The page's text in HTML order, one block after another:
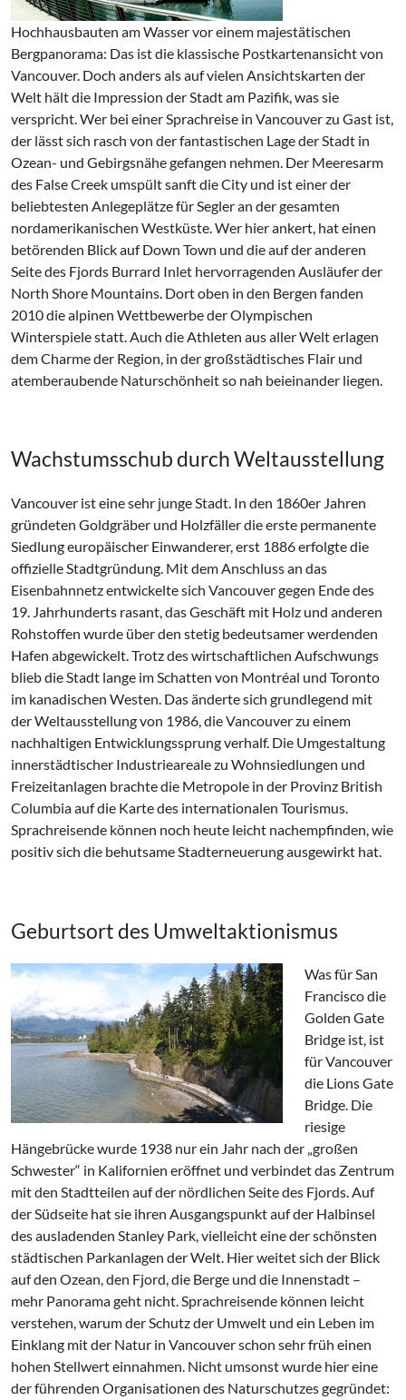
Hochhausbauten am Wasser vor einem majestätischen
Bergpanorama: Das ist die klassische Postkartenansicht von
Vancouver. Doch anders als auf vielen Ansichtskarten der
Welt hält die Impression der Stadt am Pazifik, was sie
verspricht. Wer bei einer Sprachreise in Vancouver zu Gast ist,
der lässt sich rasch von der fantastischen Lage der Stadt in
Ozean- und Gebirgsnähe gefangen nehmen. Der Meeresarm
des False Creek umspült sanft die City und ist einer der
beliebtesten Anlegeplätze für Segler an der gesamten
nordamerikanischen Westküste. Wer hier ankert, hat einen
betörenden Blick auf Down Town und die auf der anderen
Seite des Fjords Burrard Inlet hervorragenden Ausläufer der
North Shore Mountains. Dort oben in den Bergen fanden
2010 die alpinen Wettbewerbe der Olympischen
Winterspiele statt. Auch die Athleten aus aller Welt erlagen
dem Charme der Region, in der großstädtisches Flair und
atemberaubende Naturschönheit so nah beieinander liegen.
Wachstumsschub durch Weltausstellung
Vancouver ist eine sehr junge Stadt. In den 1860er Jahren
gründeten Goldgräber und Holzfäller die erste permanente
Siedlung europäischer Einwanderer, erst 1886 erfolgte die
offizielle Stadtgründung. Mit dem Anschluss an das
Eisenbahnnetz entwickelte sich Vancouver gegen Ende des
19. Jahrhunderts rasant, das Geschäft mit Holz und anderen
Rohstoffen wurde über den stetig bedeutsamer werdenden
Hafen abgewickelt. Trotz des wirtschaftlichen Aufschwungs
blieb die Stadt lange im Schatten von Montréal und Toronto
im kanadischen Westen. Das änderte sich grundlegend mit
der Weltausstellung von 1986, die Vancouver zu einem
nachhaltigen Entwicklungssprung verhalf. Die Umgestaltung
innerstädtischer Industrieareale zu Wohnsiedlungen und
Freizeitanlagen brachte die Metropole in der Provinz British
Columbia auf die Karte des internationalen Tourismus.
Sprachreisende können noch heute leicht nachempfinden, wie
positiv sich die behutsame Stadterneuerung ausgewirkt hat.
Geburtsort des Umweltaktionismus
Was für San
Francisco die
Golden Gate
Bridge ist, ist
für Vancouver
die Lions Gate
Bridge. Die
riesige
Hängebrücke wurde 1938 nur ein Jahr nach der „großen
Schwester“ in Kalifornien eröffnet und verbindet das Zentrum
mit den Stadtteilen auf der nördlichen Seite des Fjords. Auf
der Südseite hat sie ihren Ausgangspunkt auf der Halbinsel
des ausladenden Stanley Park, vielleicht eine der schönsten
städtischen Parkanlagen der Welt. Hier weitet sich der Blick
auf den Ozean, den Fjord, die Berge und die Innenstadt –
mehr Panorama geht nicht. Sprachreisende können leicht
verstehen, warum der Schutz der Umwelt und ein Leben im
Einklang mit der Natur in Vancouver schon sehr früh einen
hohen Stellwert einnahmen. Nicht umsonst wurde hier eine
der führenden Organisationen des Naturschutzes gegründet: